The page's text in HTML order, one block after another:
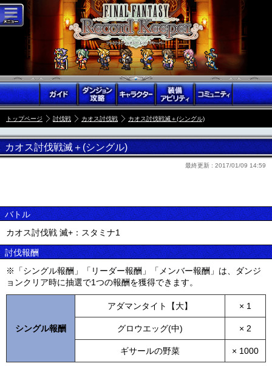
トップページ 討伐戦 カオス討伐戦 カオス討伐戦滅＋(シングル)
カオス討伐戦滅＋(シングル)
最終更新 : 2017/01/09 14:59
バトル
カオス討伐戦 滅+：スタミナ1
討伐報酬
※「シングル報酬」「リーダー報酬」「メンバー報酬」は、ダンジ
ョンクリア時に抽選で1つの報酬を獲得できます。
シングル報酬
アダマンタイト【大】 × 1
グロウエッグ(中) × 2
ギサールの野菜 × 1000